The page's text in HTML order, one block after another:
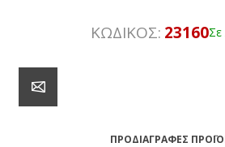
ΚΩΔΙΚΟΣ: 23160Σε
ΠΡΟΔΙΑΓΡΑΦΈΣ